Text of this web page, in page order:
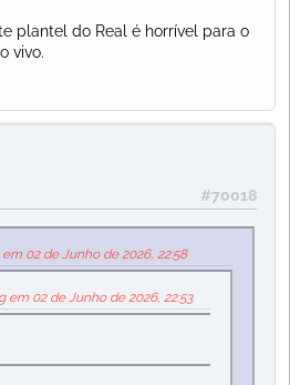
plantel do Real é horrível para o
vivo.
#70018
02 de Junho de 2026, 22:58
em 02 de Junho de 2026, 22:53